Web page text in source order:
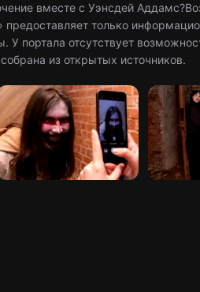
вместе с Уэнсдей
только
У портала отсутствует
из открытых источников.